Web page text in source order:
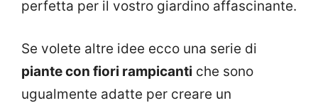
perfetta per il vostro giardino affascinante.
Se volete altre idee ecco una serie di
piante con fiori rampicanti che sono
ugualmente adatte per creare un